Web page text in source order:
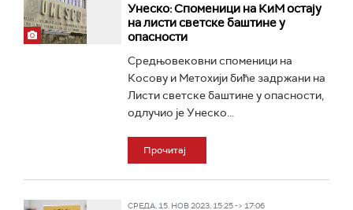
Унеско: Споменици на КиМ остају
на листи светске баштине у
опасности
Средњовековни споменици на
Косову и Метохији биће задржани на
Листи светске баштине у опасности,
одлучио је Унеско...
Прочитај
СРЕДА, 15. НОВ 2023, 15:25 -> 17:06